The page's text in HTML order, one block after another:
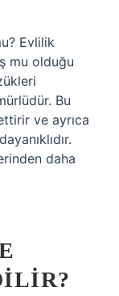
Evlilik
mu olduğu
Bu
ve ayrıca
daha